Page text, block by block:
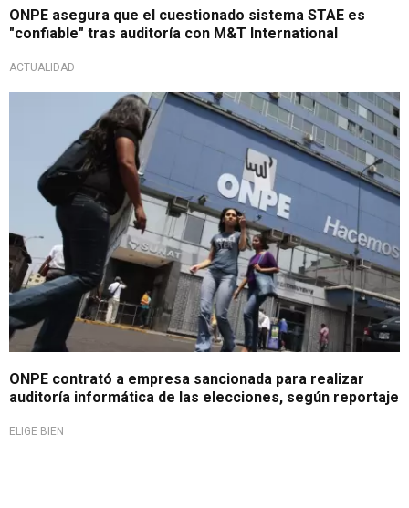
ONPE asegura que el cuestionado sistema STAE es
"confiable" tras auditoría con M&T International
ACTUALIDAD
Sancionada por la OSCE
ONPE contrató a empresa sancionada para realizar
auditoría informática de las elecciones, según reportaje
ELIGE BIEN